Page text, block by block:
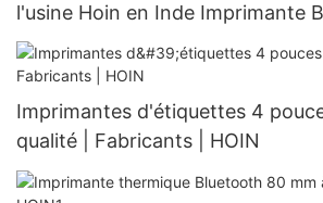
l'usine Hoin en Inde Imprimante
iOS Android Imprimante
mm
Imprimantes d'étiquettes 4
qualité | Fabricants | HOIN